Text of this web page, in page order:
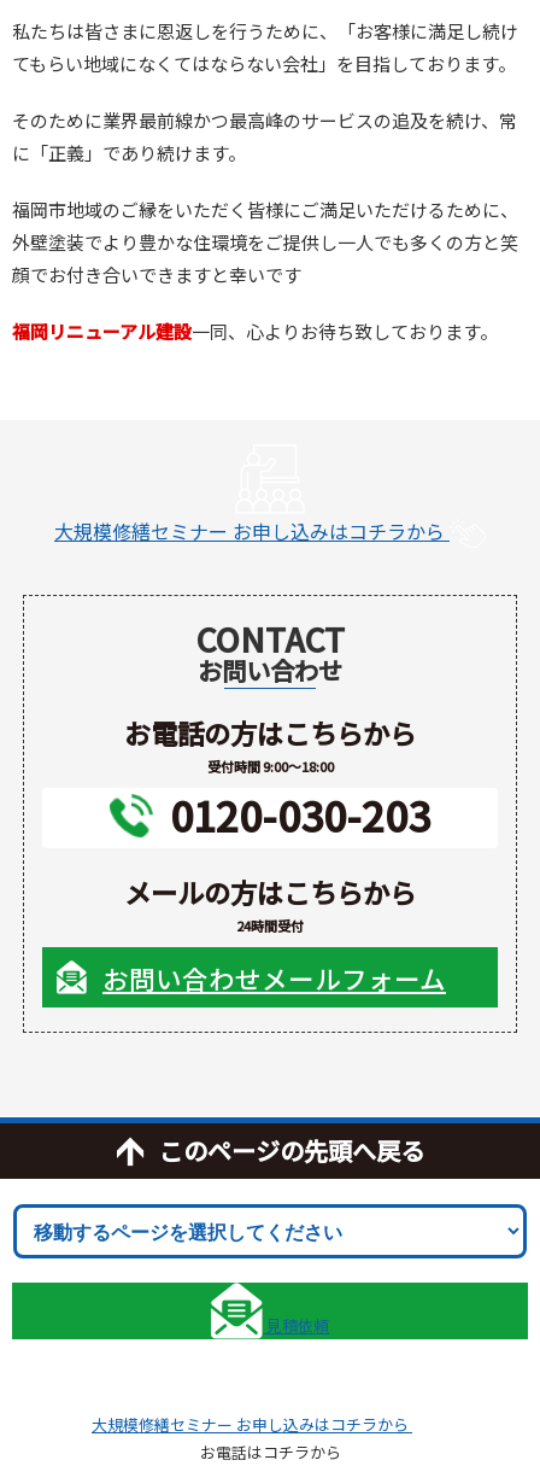
私たちは皆さまに恩返しを行うために、「お客様に満足し続け
てもらい地域になくてはならない会社」を目指しております。
そのために業界最前線かつ最高峰のサービスの追及を続け、常
に「正義」であり続けます。
福岡市地域のご縁をいただく皆様にご満足いただけるために、
外壁塗装でより豊かな住環境をご提供し一人でも多くの方と笑
顔でお付き合いできますと幸いです
福岡リニューアル建設一同、心よりお待ち致しております。
大規模修繕セミナー お申し込みはコチラから
CONTACT
お問い合わせ
お電話の方はこちらから
受付時間 9:00～18:00
0120-030-203
メールの方はこちらから
24時間受付
お問い合わせメールフォーム
このページの先頭へ戻る
見積依頼
大規模修繕セミナー お申し込みはコチラから
お電話はコチラから